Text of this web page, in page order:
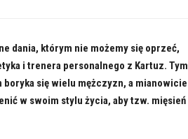
dania, którym nie możemy się oprzeć,
i trenera personalnego z Kartuz. Tym
się wielu mężczyzn, a mianowicie
w swoim stylu życia, aby tzw. mięsień